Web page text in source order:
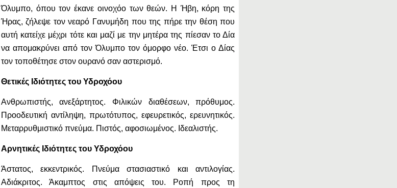
Όλυμπο, όπου τον έκανε οινοχόο των θεών. Η Ήβη, κόρη της
Ήρας, ζήλεψε τον νεαρό Γανυμήδη που της πήρε την θέση που
αυτή κατείχε μέχρι τότε και μαζί με την μητέρα της πίεσαν το Δία
να απομακρύνει από τον Όλυμπο τον όμορφο νέο. Έτσι ο Δίας
τον τοποθέτησε στον ουρανό σαν αστερισμό.
Θετικές Ιδιότητες του Υδροχόου
Ανθρωπιστής, ανεξάρτητος. Φιλικών διαθέσεων, πρόθυμος.
Προοδευτική αντίληψη, πρωτότυπος, εφευρετικός, ερευνητικός.
Μεταρρυθμιστικό πνεύμα. Πιστός, αφοσιωμένος. Ιδεαλιστής.
Αρνητικές Ιδιότητες του Υδροχόου
Άστατος, εκκεντρικός. Πνεύμα στασιαστικό και αντιλογίας.
Αδιάκριτος. Άκαμπτος στις απόψεις του. Ροπή προς τη